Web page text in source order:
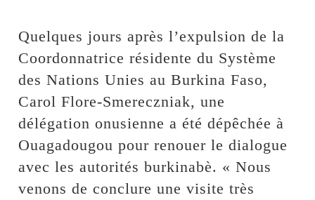
‎Quelques jours après l’expulsion de la
Coordonnatrice résidente du Système
des Nations Unies au Burkina Faso,
Carol Flore-Smereczniak, une
délégation onusienne a été dépêchée à
Ouagadougou pour renouer le dialogue
avec les autorités burkinabè. « Nous
venons de conclure une visite très